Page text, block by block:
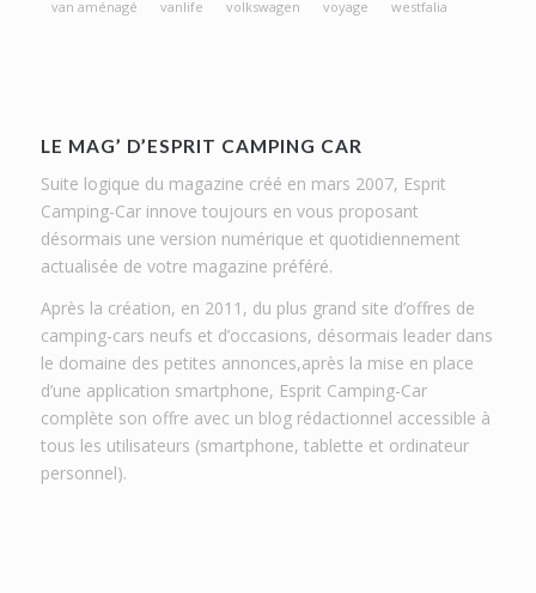
van aménagé
vanlife volkswagen voyage westfalia
LE MAG’ D’ESPRIT CAMPING CAR
Suite logique du magazine créé en mars 2007, Esprit
Camping-Car innove toujours en vous proposant
désormais une version numérique et quotidiennement
actualisée de votre magazine préféré.
Après la création, en 2011, du plus grand site d’offres de
camping-cars neufs et d’occasions, désormais leader dans
le domaine des petites annonces,après la mise en place
d’une application smartphone, Esprit Camping-Car
complète son offre avec un blog rédactionnel accessible à
tous les utilisateurs (smartphone, tablette et ordinateur
personnel).